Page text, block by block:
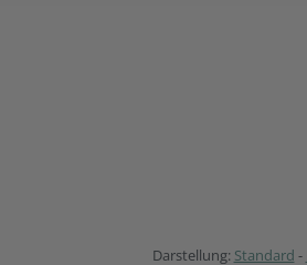
Darstellung: Standard -